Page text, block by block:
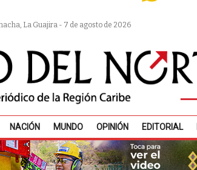
La Guajira - 7 de agosto de 2026
NACIÓN MUNDO OPINIÓN EDITORIAL